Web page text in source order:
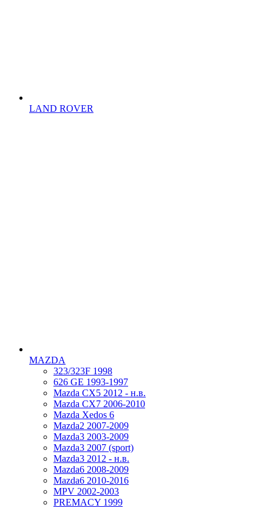
LAND ROVER
MAZDA
323/323F 1998
626 GE 1993-1997
Mazda CX5 2012 - н.в.
Mazda CX7 2006-2010
Mazda Xedos 6
Mazda2 2007-2009
Mazda3 2003-2009
Mazda3 2007 (sport)
Mazda3 2012 - н.в.
Mazda6 2008-2009
Mazda6 2010-2016
MPV 2002-2003
PREMACY 1999